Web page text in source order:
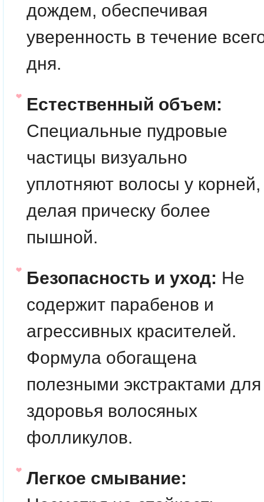
дождем, обеспечивая
уверенность в течение
дня.
Естественный объем:
Специальные пудровые
частицы визуально
уплотняют волосы у корней,
делая прическу более
пышной.
Безопасность и уход: Не
содержит парабенов и
агрессивных красителей.
Формула обогащена
полезными экстрактами для
здоровья волосяных
фолликулов.
Легкое смывание: